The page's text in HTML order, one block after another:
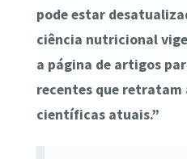
pode estar
ciência nutricional
a página de artigos
recentes que retratam
científicas atuais.”